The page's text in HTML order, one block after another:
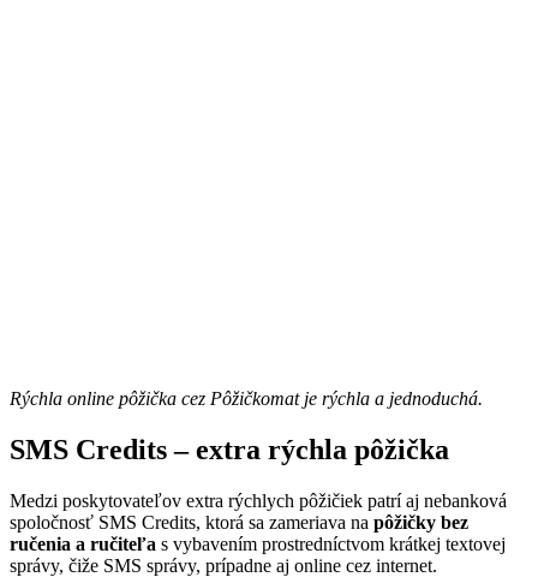
Rýchla online pôžička cez Pôžičkomat je rýchla a jednoduchá.
SMS Credits – extra rýchla pôžička
Medzi poskytovateľov extra rýchlych pôžičiek patrí aj nebanková
spoločnosť SMS Credits, ktorá sa zameriava na pôžičky bez
ručenia a ručiteľa s vybavením prostredníctvom krátkej textovej
správy, čiže SMS správy, prípadne aj online cez internet.